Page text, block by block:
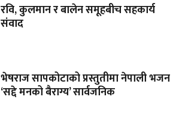
रवि, कुलमान र बालेन समूहबीच सहकार्य
संवाद
भेषराज सापकोटाको प्रस्तुतीमा नेपाली भजन
‘सद्दे मनको बैराग्य’ सार्वजनिक